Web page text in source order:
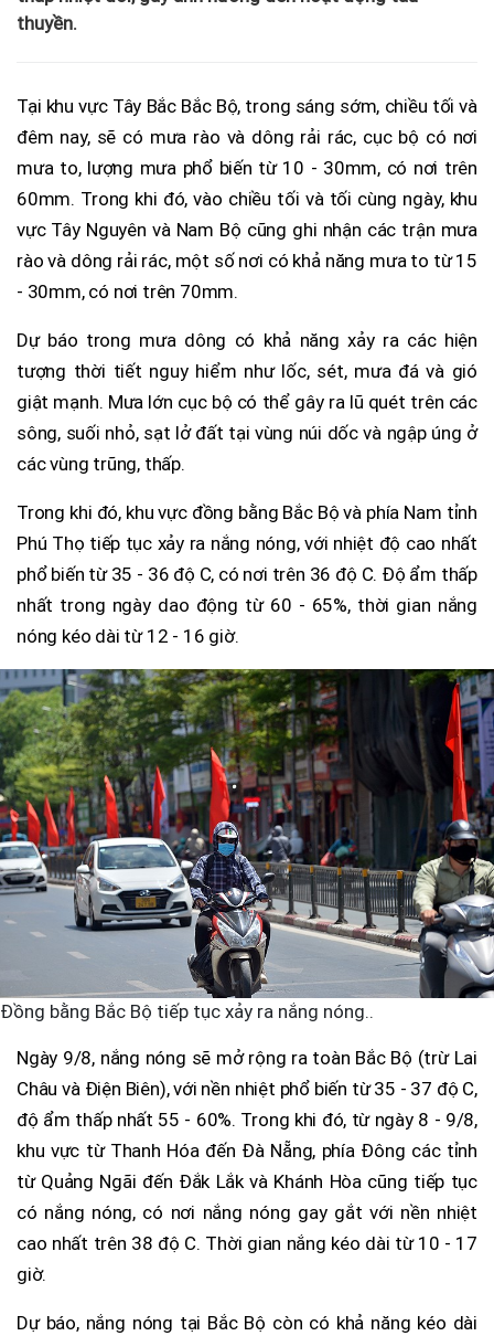
thuyền.
Tại khu vực Tây Bắc Bắc Bộ, trong sáng sớm, chiều tối và
đêm nay, sẽ có mưa rào và dông rải rác, cục bộ có nơi
mưa to, lượng mưa phổ biến từ 10 - 30mm, có nơi trên
60mm. Trong khi đó, vào chiều tối và tối cùng ngày, khu
vực Tây Nguyên và Nam Bộ cũng ghi nhận các trận mưa
rào và dông rải rác, một số nơi có khả năng mưa to từ 15
- 30mm, có nơi trên 70mm.
Dự báo trong mưa dông có khả năng xảy ra các hiện
tượng thời tiết nguy hiểm như lốc, sét, mưa đá và gió
giật mạnh. Mưa lớn cục bộ có thể gây ra lũ quét trên các
sông, suối nhỏ, sạt lở đất tại vùng núi dốc và ngập úng ở
các vùng trũng, thấp.
Trong khi đó, khu vực đồng bằng Bắc Bộ và phía Nam tỉnh
Phú Thọ tiếp tục xảy ra nắng nóng, với nhiệt độ cao nhất
phổ biến từ 35 - 36 độ C, có nơi trên 36 độ C. Độ ẩm thấp
nhất trong ngày dao động từ 60 - 65%, thời gian nắng
nóng kéo dài từ 12 - 16 giờ.
Đồng bằng Bắc Bộ tiếp tục xảy ra nắng nóng..
Ngày 9/8, nắng nóng sẽ mở rộng ra toàn Bắc Bộ (trừ Lai
Châu và Điện Biên), với nền nhiệt phổ biến từ 35 - 37 độ C,
độ ẩm thấp nhất 55 - 60%. Trong khi đó, từ ngày 8 - 9/8,
khu vực từ Thanh Hóa đến Đà Nẵng, phía Đông các tỉnh
từ Quảng Ngãi đến Đắk Lắk và Khánh Hòa cũng tiếp tục
có nắng nóng, có nơi nắng nóng gay gắt với nền nhiệt
cao nhất trên 38 độ C. Thời gian nắng kéo dài từ 10 - 17
giờ.
Dự báo, nắng nóng tại Bắc Bộ còn có khả năng kéo dài